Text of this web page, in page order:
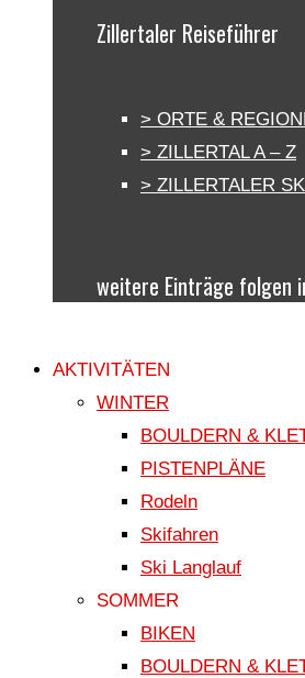
Zillertaler Reiseführer
> ORTE &
> ZILLERTAL A – Z
> ZILLERTALER
weitere Einträge folgen
AKTIVITÄTEN
WINTER
BOULDERN &
PISTENPLÄNE
Rodeln
Skifahren
Ski Langlauf
SOMMER
BIKEN
BOULDERN &